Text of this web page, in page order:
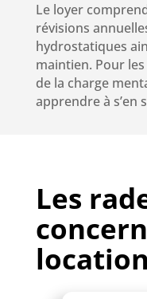
Le loyer
révisions
hydrostatiques
maintien. Pour
de la charge
apprendre à s’en
Les
location